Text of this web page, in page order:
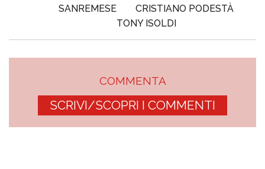
SANREMESE
CRISTIANO PODESTÀ
TONY ISOLDI
COMMENTA
SCRIVI/SCOPRI I COMMENTI